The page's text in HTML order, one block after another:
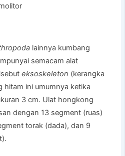
lainnya kumbang
semacam alat
eksoskeleton (kerangka
hitam ini umumnya ketika
3 cm. Ulat hongkong
dengan 13 segment (ruas)
torak (dada), dan 9